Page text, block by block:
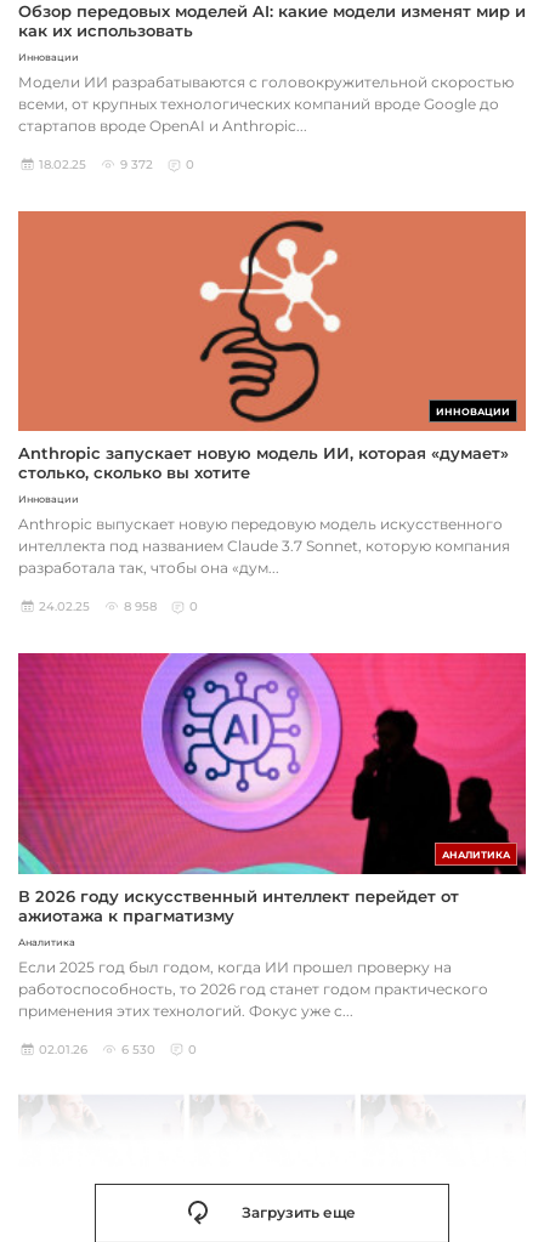
Обзор передовых моделей AI: какие модели изменят мир и
как их использовать
Инновации
Модели ИИ разрабатываются с головокружительной скоростью
всеми, от крупных технологических компаний вроде Google до
стартапов вроде OpenAI и Anthropic...
18.02.25 9 372 0
ИННОВАЦИИ
Anthropic запускает новую модель ИИ, которая «думает»
столько, сколько вы хотите
Инновации
Anthropic выпускает новую передовую модель искусственного
интеллекта под названием Claude 3.7 Sonnet, которую компания
разработала так, чтобы она «дум...
24.02.25 8 958 0
АНАЛИТИКА
В 2026 году искусственный интеллект перейдет от
ажиотажа к прагматизму
Аналитика
Если 2025 год был годом, когда ИИ прошел проверку на
работоспособность, то 2026 год станет годом практического
применения этих технологий. Фокус уже с...
02.01.26 6 530 0
Загрузить еще